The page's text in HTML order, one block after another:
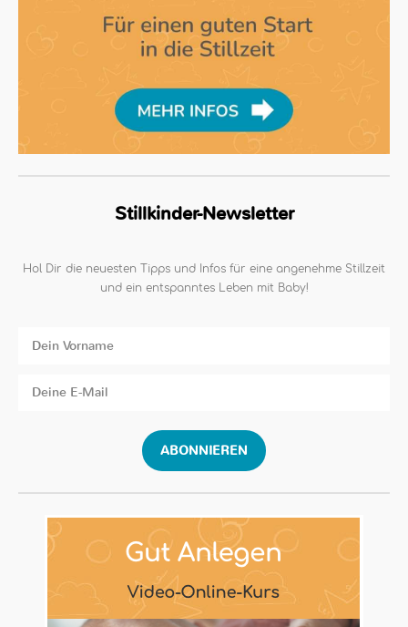
Stillkinder-Newsletter
Hol Dir die neuesten Tipps und Infos für eine angenehme Stillzeit
und ein entspanntes Leben mit Baby!
ABONNIEREN